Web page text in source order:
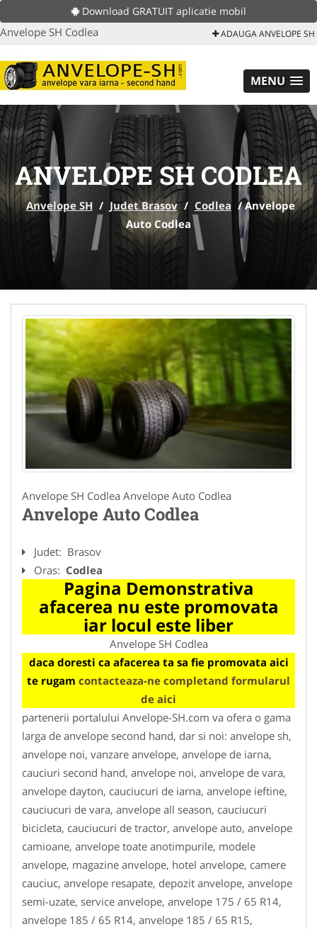
Download GRATUIT aplicatie mobil
Anvelope SH Codlea ADAUGA ANVELOPE SH
MENU
ANVELOPE SH CODLEA
Anvelope SH / Judet Brasov / Codlea /Anvelope
Auto Codlea
Anvelope SH Codlea Anvelope Auto Codlea
Anvelope Auto Codlea
Judet: Brasov
Oras: Codlea
Pagina Demonstrativa
afacerea nu este promovata
iar locul este liber
Anvelope SH Codlea
daca doresti ca afacerea ta sa fie promovata aici
te rugam contacteaza-ne completand formularul
de aici
partenerii portalului Anvelope-SH.com va ofera o gama
larga de anvelope second hand, dar si noi: anvelope sh,
anvelope noi, vanzare anvelope, anvelope de iarna,
cauciuri second hand, anvelope noi, anvelope de vara,
anvelope dayton, cauciucuri de iarna, anvelope ieftine,
cauciucuri de vara, anvelope all season, cauciucuri
bicicleta, cauciucuri de tractor, anvelope auto, anvelope
camioane, anvelope toate anotimpurile, modele
anvelope, magazine anvelope, hotel anvelope, camere
cauciuc, anvelope resapate, depozit anvelope, anvelope
semi-uzate, service anvelope, anvelope 175 / 65 R14,
anvelope 185 / 65 R14, anvelope 185 / 65 R15,